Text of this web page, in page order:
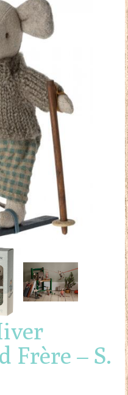
Frère – S.